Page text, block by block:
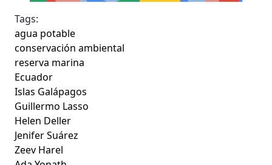
Tags:
agua potable
conservación ambiental
reserva marina
Ecuador
Islas Galápagos
Guillermo Lasso
Helen Deller
Jenifer Suárez
Zeev Harel